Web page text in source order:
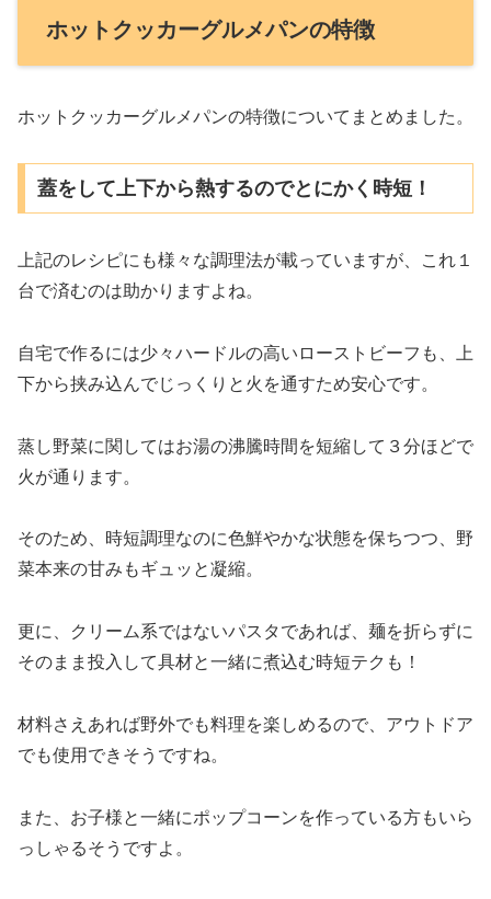
ホットクッカーグルメパンの特徴
ホットクッカーグルメパンの特徴についてまとめました。
蓋をして上下から熱するのでとにかく時短！
上記のレシピにも様々な調理法が載っていますが、これ１
台で済むのは助かりますよね。
自宅で作るには少々ハードルの高いローストビーフも、上
下から挟み込んでじっくりと火を通すため安心です。
蒸し野菜に関してはお湯の沸騰時間を短縮して３分ほどで
火が通ります。
そのため、時短調理なのに色鮮やかな状態を保ちつつ、野
菜本来の甘みもギュッと凝縮。
更に、クリーム系ではないパスタであれば、麺を折らずに
そのまま投入して具材と一緒に煮込む時短テクも！
材料さえあれば野外でも料理を楽しめるので、アウトドア
でも使用できそうですね。
また、お子様と一緒にポップコーンを作っている方もいら
っしゃるそうですよ。